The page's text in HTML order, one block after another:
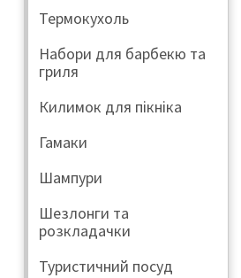
Термокухоль
Набори для барбекю та
гриля
Килимок для пікніка
Гамаки
Шампури
Шезлонги та
розкладачки
Туристичний посуд